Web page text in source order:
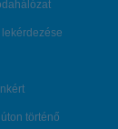
történő